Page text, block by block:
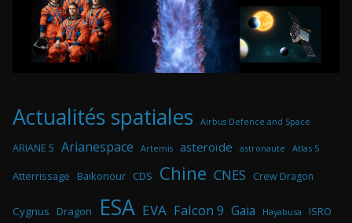
Actualités spatiales Airbus Defence and Space
ARIANE 5 Arianespace Artemis asteroïde astronaute Atlas 5
Atterrissage Baikonour CDS Chine CNES Crew Dragon
Cygnus Dragon ESA EVA Falcon 9 Gaia Hayabusa ISRO